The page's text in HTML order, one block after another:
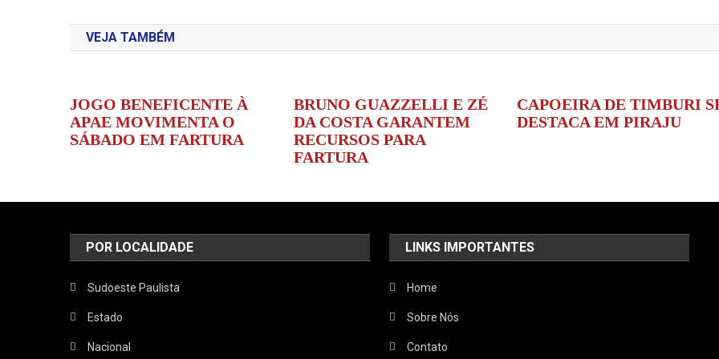
de
Post
VEJA TAMBÉM
JOGO BENEFICENTE À
APAE MOVIMENTA O
SÁBADO EM FARTURA
BRUNO GUAZZELLI E ZÉ
DA COSTA GARANTEM
RECURSOS PARA
FARTURA
CAPOEIRA DE TIMBURI
DESTACA EM PIRAJU
POR LOCALIDADE
Sudoeste Paulista
Estado
Nacional
LINKS IMPORTANTES
Home
Sobre Nós
Contato